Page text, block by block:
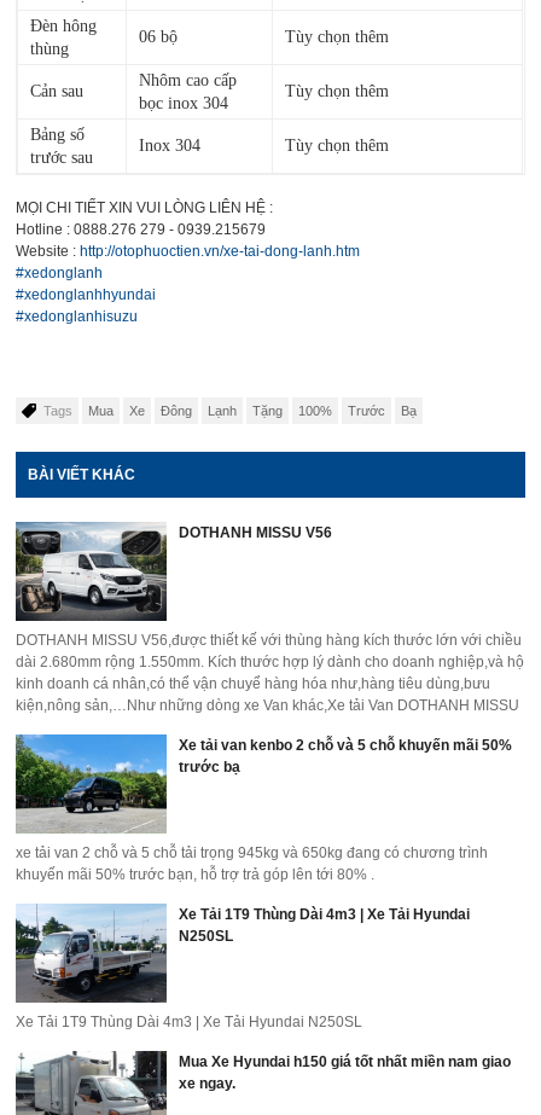
Đèn hông
thùng
06 bộ Tùy chọn thêm
Cản sau
Nhôm cao cấp
bọc inox 304
Tùy chọn thêm
Bảng số
trước sau
Inox 304 Tùy chọn thêm
MỌI CHI TIẾT XIN VUI LÒNG LIÊN HỆ :
Hotline : 0888.276 279 - 0939.215679
Website : http://otophuoctien.vn/xe-tai-dong-lanh.htm
#xedonglanh
#xedonglanhhyundai
#xedonglanhisuzu
Tags Mua Xe Đông Lạnh Tặng 100% Trước Bạ
BÀI VIẾT KHÁC
DOTHANH MISSU V56
DOTHANH MISSU V56,được thiết kế với thùng hàng kích thước lớn với chiều
dài 2.680mm rộng 1.550mm. Kích thước hợp lý dành cho doanh nghiệp,và hộ
kinh doanh cá nhân,có thể vận chuyể hàng hóa như,hàng tiêu dùng,bưu
kiện,nông sản,…Như những dòng xe Van khác,Xe tải Van DOTHANH MISSU
Xe tải van kenbo 2 chỗ và 5 chỗ khuyến mãi 50%
trước bạ
xe tải van 2 chỗ và 5 chỗ tải trọng 945kg và 650kg đang có chương trình
khuyến mãi 50% trước bạn, hỗ trợ trả góp lên tới 80% .
Xe Tải 1T9 Thùng Dài 4m3 | Xe Tải Hyundai
N250SL
Xe Tải 1T9 Thùng Dài 4m3 | Xe Tải Hyundai N250SL
Mua Xe Hyundai h150 giá tốt nhất miền nam giao
xe ngay.